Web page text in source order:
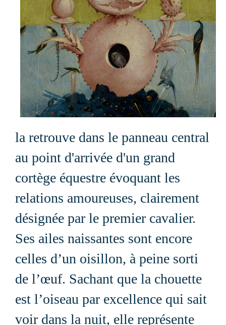
la retrouve dans le panneau central
au point d'arrivée d'un grand
cortège équestre évoquant les
relations amoureuses, clairement
désignée par le premier cavalier.
Ses ailes naissantes sont encore
celles d’un oisillon, à peine sorti
de l’œuf. Sachant que la chouette
est l’oiseau par excellence qui sait
voir dans la nuit, elle représente